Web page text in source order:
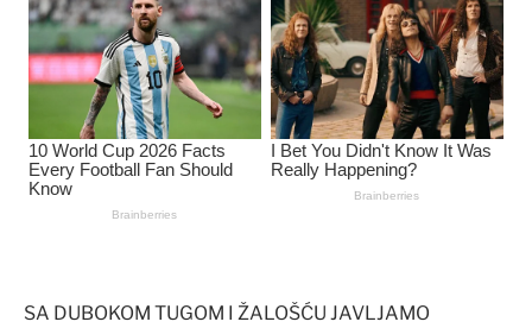
SA DUBOKOM TUGOM I ŽALOŠĆU JAVLJAMO